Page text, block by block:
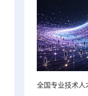
全国专业技术